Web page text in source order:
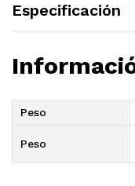
Especificación
Peso
Peso